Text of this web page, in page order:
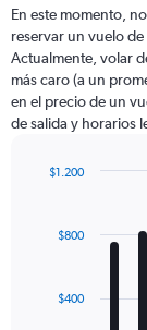
En este momento,
reservar un vuelo
Actualmente, volar
más caro (a un
en el precio de un
de salida y horarios
with
The$400
$800
$1.200